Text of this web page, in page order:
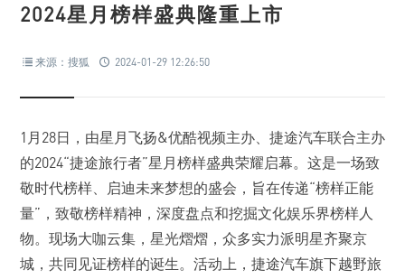
2024星月榜样盛典隆重上市
来源：搜狐 2024-01-29 12:26:50
1月28日，由星月飞扬&优酷视频主办、捷途汽车联合主办
的2024“捷途旅行者”星月榜样盛典荣耀启幕。这是一场致
敬时代榜样、启迪未来梦想的盛会，旨在传递“榜样正能
量”，致敬榜样精神，深度盘点和挖掘文化娱乐界榜样人
物。现场大咖云集，星光熠熠，众多实力派明星齐聚京
城，共同见证榜样的诞生。活动上，捷途汽车旗下越野旅